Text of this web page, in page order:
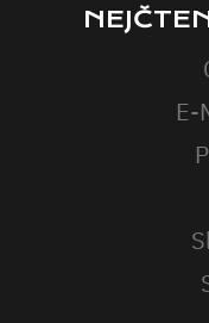
E-